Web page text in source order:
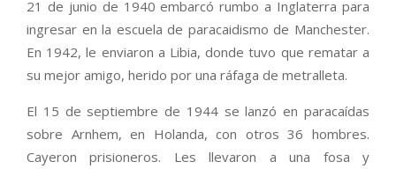
21 de junio de 1940 embarcó rumbo a Inglaterra para
ingresar en la escuela de paracaidismo de Manchester.
En 1942, le enviaron a Libia, donde tuvo que rematar a
su mejor amigo, herido por una ráfaga de metralleta.
El 15 de septiembre de 1944 se lanzó en paracaídas
sobre Arnhem, en Holanda, con otros 36 hombres.
Cayeron prisioneros. Les llevaron a una fosa y